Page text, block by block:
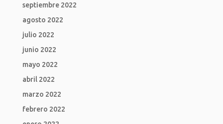
septiembre 2022
agosto 2022
julio 2022
junio 2022
mayo 2022
abril 2022
marzo 2022
febrero 2022